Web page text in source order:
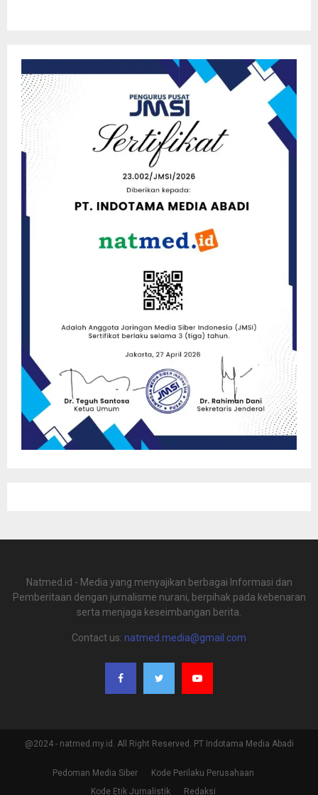
Natmed.id - Media yang menyajikan berbagai Informasi dan
Pemberitaan dengan jurnalisme nurani, berpihak pada kebenaran
serta menjaga keseimbangan berita.
Contact us: natmed.media@gmail.com
@2024 - natmed.my.id. All Right Reserved. PT Indotama Media Abadi
Pedoman Media Siber
Kode Perilaku Perusahaan
Kode Etik Jurnalistik
Redaksi